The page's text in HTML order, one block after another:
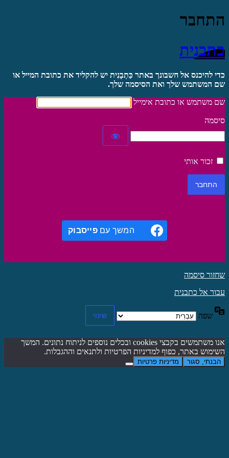
התחבר
כתבנית
כדי להיכנס אל חשבונך באתר כַּתְבָנִית יש להקליד את כתובת המייל או
שם המשתמש שלך ואת הסיסמה שלך.
שם משתמש או כתובת אימייל
סיסמה
זכור אותי
המשך עםפייסבוק
שחזור סיסמה
עבור אל כתבנית
שפה
אנו משתמשים בקבצי cookies ובכלים נוספים לניתוח נתונים. המשך
השימוש באתר, כפוף למדיניות הפרטיות ולתנאים וההגבלות.
הבנתי, סגור מדיניות פרטיות